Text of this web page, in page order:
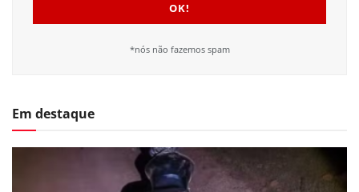
*nós não fazemos spam
Em destaque